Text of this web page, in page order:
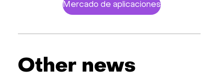
Mercado de aplicaciones
Other news